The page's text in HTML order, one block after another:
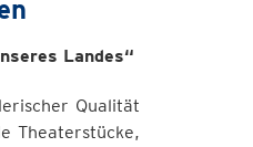
Landes“
Qualität
Theaterstücke,